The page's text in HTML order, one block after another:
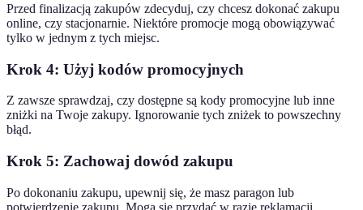
Przed finalizacją zakupów zdecyduj, czy chcesz dokonać zakupu
online, czy stacjonarnie. Niektóre promocje mogą obowiązywać
tylko w jednym z tych miejsc.
Krok 4: Użyj kodów promocyjnych
Z zawsze sprawdzaj, czy dostępne są kody promocyjne lub inne
zniżki na Twoje zakupy. Ignorowanie tych zniżek to powszechny
błąd.
Krok 5: Zachowaj dowód zakupu
Po dokonaniu zakupu, upewnij się, że masz paragon lub
potwierdzenie zakupu. Mogą się przydać w razie reklamacji.